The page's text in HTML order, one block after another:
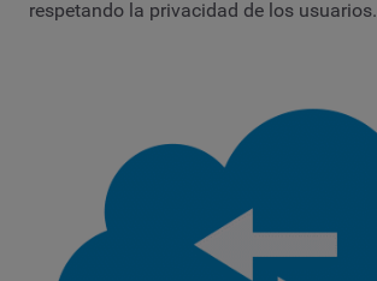
respetando la privacidad de los usuarios.